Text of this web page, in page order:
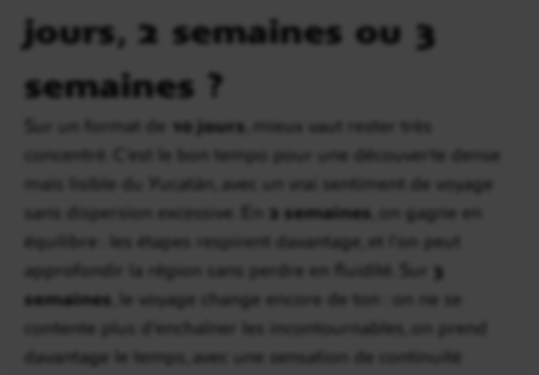
jours, 2 semaines ou 3
semaines ?
Sur un format de 10 jours , mieux vaut rester très
concentré. C’est le bon tempo pour une découverte dense
mais lisible du Yucatán, avec un vrai sentiment de voyage
sans dispersion excessive. En
2 semaines , on gagne en
équilibre : les étapes respirent davantage, et l’on peut
approfondir la région sans perdre en fluidité. Sur 3
semaines , le voyage change encore de ton : on ne se
contente plus d’enchaîner les incontournables, on prend
davantage le temps, avec une sensation de continuité